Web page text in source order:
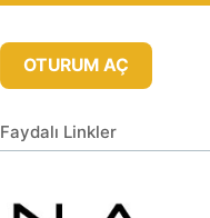
OTURUM AÇ
Faydalı Linkler